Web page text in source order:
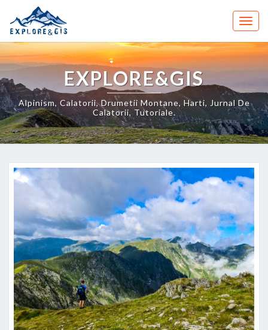
content
EXPLORE&GIS
Alpinism, Calatorii, Drumetii Montane, Harti, Jurnal De
Calatorii, Tutoriale.